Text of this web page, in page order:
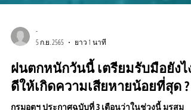
5 ก.ย. 2565
ยาว 1 นาที
ฝนตกหนักวันนี้ เตรียมรับมือยังไง